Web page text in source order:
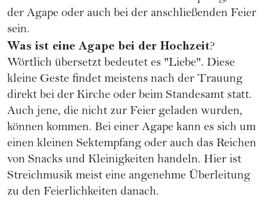
der Agape oder auch bei der anschließenden Feier
sein.
Was ist eine Agape bei der Hochzeit?
Wörtlich übersetzt bedeutet es "Liebe". Diese
kleine Geste findet meistens nach der Trauung
direkt bei der Kirche oder beim Standesamt statt.
Auch jene, die nicht zur Feier geladen wurden,
können kommen. Bei einer Agape kann es sich um
einen kleinen Sektempfang oder auch das Reichen
von Snacks und Kleinigkeiten handeln. Hier ist
Streichmusik meist eine angenehme Überleitung
zu den Feierlichkeiten danach.